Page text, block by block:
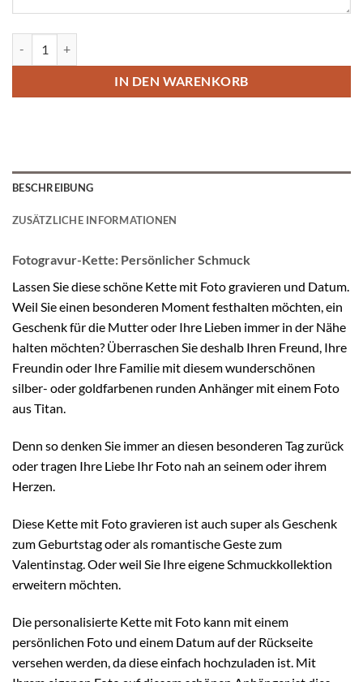
IN DEN WARENKORB
BESCHREIBUNG
ZUSÄTZLICHE INFORMATIONEN
Fotogravur-Kette: Persönlicher Schmuck
Lassen Sie diese schöne Kette mit Fotogravieren und Datum.
Weil Sie einen besonderen Moment festhalten möchten, ein
Geschenk für die Mutter oder Ihre Lieben immer in der Nähe
halten möchten? Überraschen Sie deshalb Ihren Freund, Ihre
Freundin oder Ihre Familie mit diesem wunderschönen
silber- oder goldfarbenen runden Anhänger mit einem Foto
aus Titan.
Denn so denken Sie immer an diesen besonderen Tag zurück
oder tragen Ihre Liebe Ihr Foto nah an seinem oder ihrem
Herzen.
Diese Kette mit Foto gravieren ist auch super als Geschenk
zum Geburtstag oder als romantische Geste zum
Valentinstag. Oder weil Sie Ihre eigene Schmuckkollektion
erweitern möchten.
Die personalisierte Kette mit Foto kann mit einem
persönlichen Foto und einem Datum auf der Rückseite
versehen werden, da diese einfach hochzuladen ist. Mit